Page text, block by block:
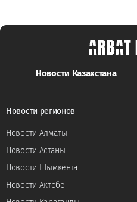
Новости Казахстана
Новости регионов
Новости Алматы
Новости Астаны
Новости Шымкента
Новости Актобе